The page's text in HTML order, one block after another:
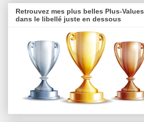
Retrouvez mes plus belles Plus-Values
dans le libellé juste en dessous